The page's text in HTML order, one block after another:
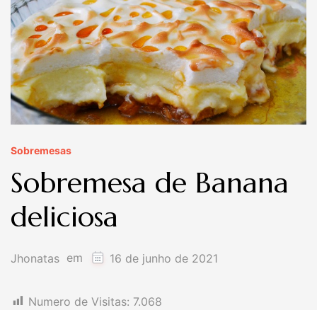
Sobremesas
Sobremesa de Banana
deliciosa
Jhonatas em 16 de junho de 2021
Numero de Visitas: 7.068